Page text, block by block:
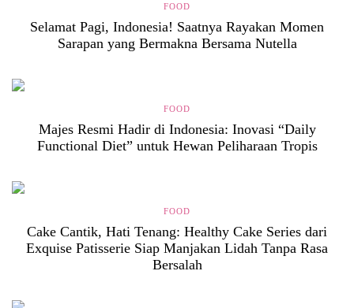
FOOD
Selamat Pagi, Indonesia! Saatnya Rayakan Momen
Sarapan yang Bermakna Bersama Nutella
FOOD
Majes Resmi Hadir di Indonesia: Inovasi “Daily
Functional Diet” untuk Hewan Peliharaan Tropis
FOOD
Cake Cantik, Hati Tenang: Healthy Cake Series dari
Exquise Patisserie Siap Manjakan Lidah Tanpa Rasa
Bersalah